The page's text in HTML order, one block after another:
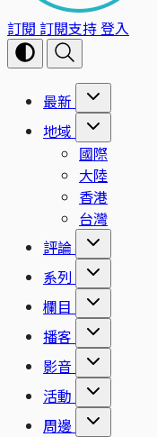
訂閱 訂閱支持登入
最新
地域
國際
大陸
香港
台灣
評論
系列
欄目
播客
影音
活動
周邊